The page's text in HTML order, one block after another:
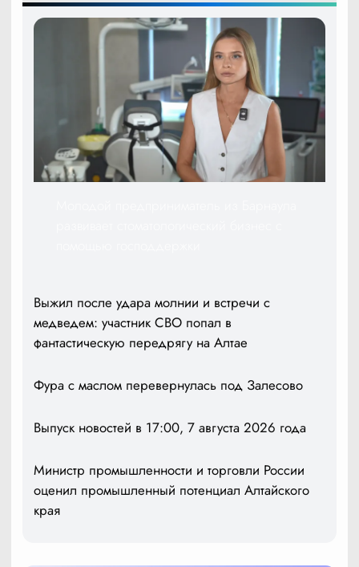
Выжил после удара молнии и встречи с
медведем: участник СВО попал в
фантастическую передрягу на Алтае
Фура с маслом перевернулась под Залесово
Выпуск новостей в 17:00, 7 августа 2026 года
Министр промышленности и торговли России
оценил промышленный потенциал Алтайского
края